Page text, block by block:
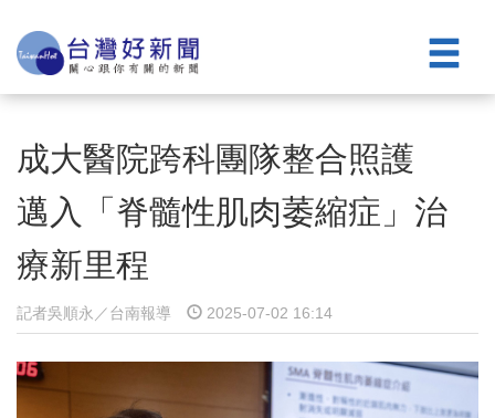
成大醫院跨科團隊整合照護
邁入「脊髓性肌肉萎縮症」治
療新里程
記者吳順永／台南報導 2025-07-02 16:14